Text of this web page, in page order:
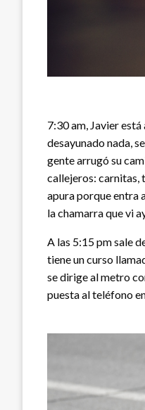
7:30 am, Javier
desayunado nada,
gente arrugó su
callejeros: carnitas,
apura porque entra
la chamarra que vi
A las 5:15 pm sale
tiene un curso
se dirige al metro
puesta al teléfono